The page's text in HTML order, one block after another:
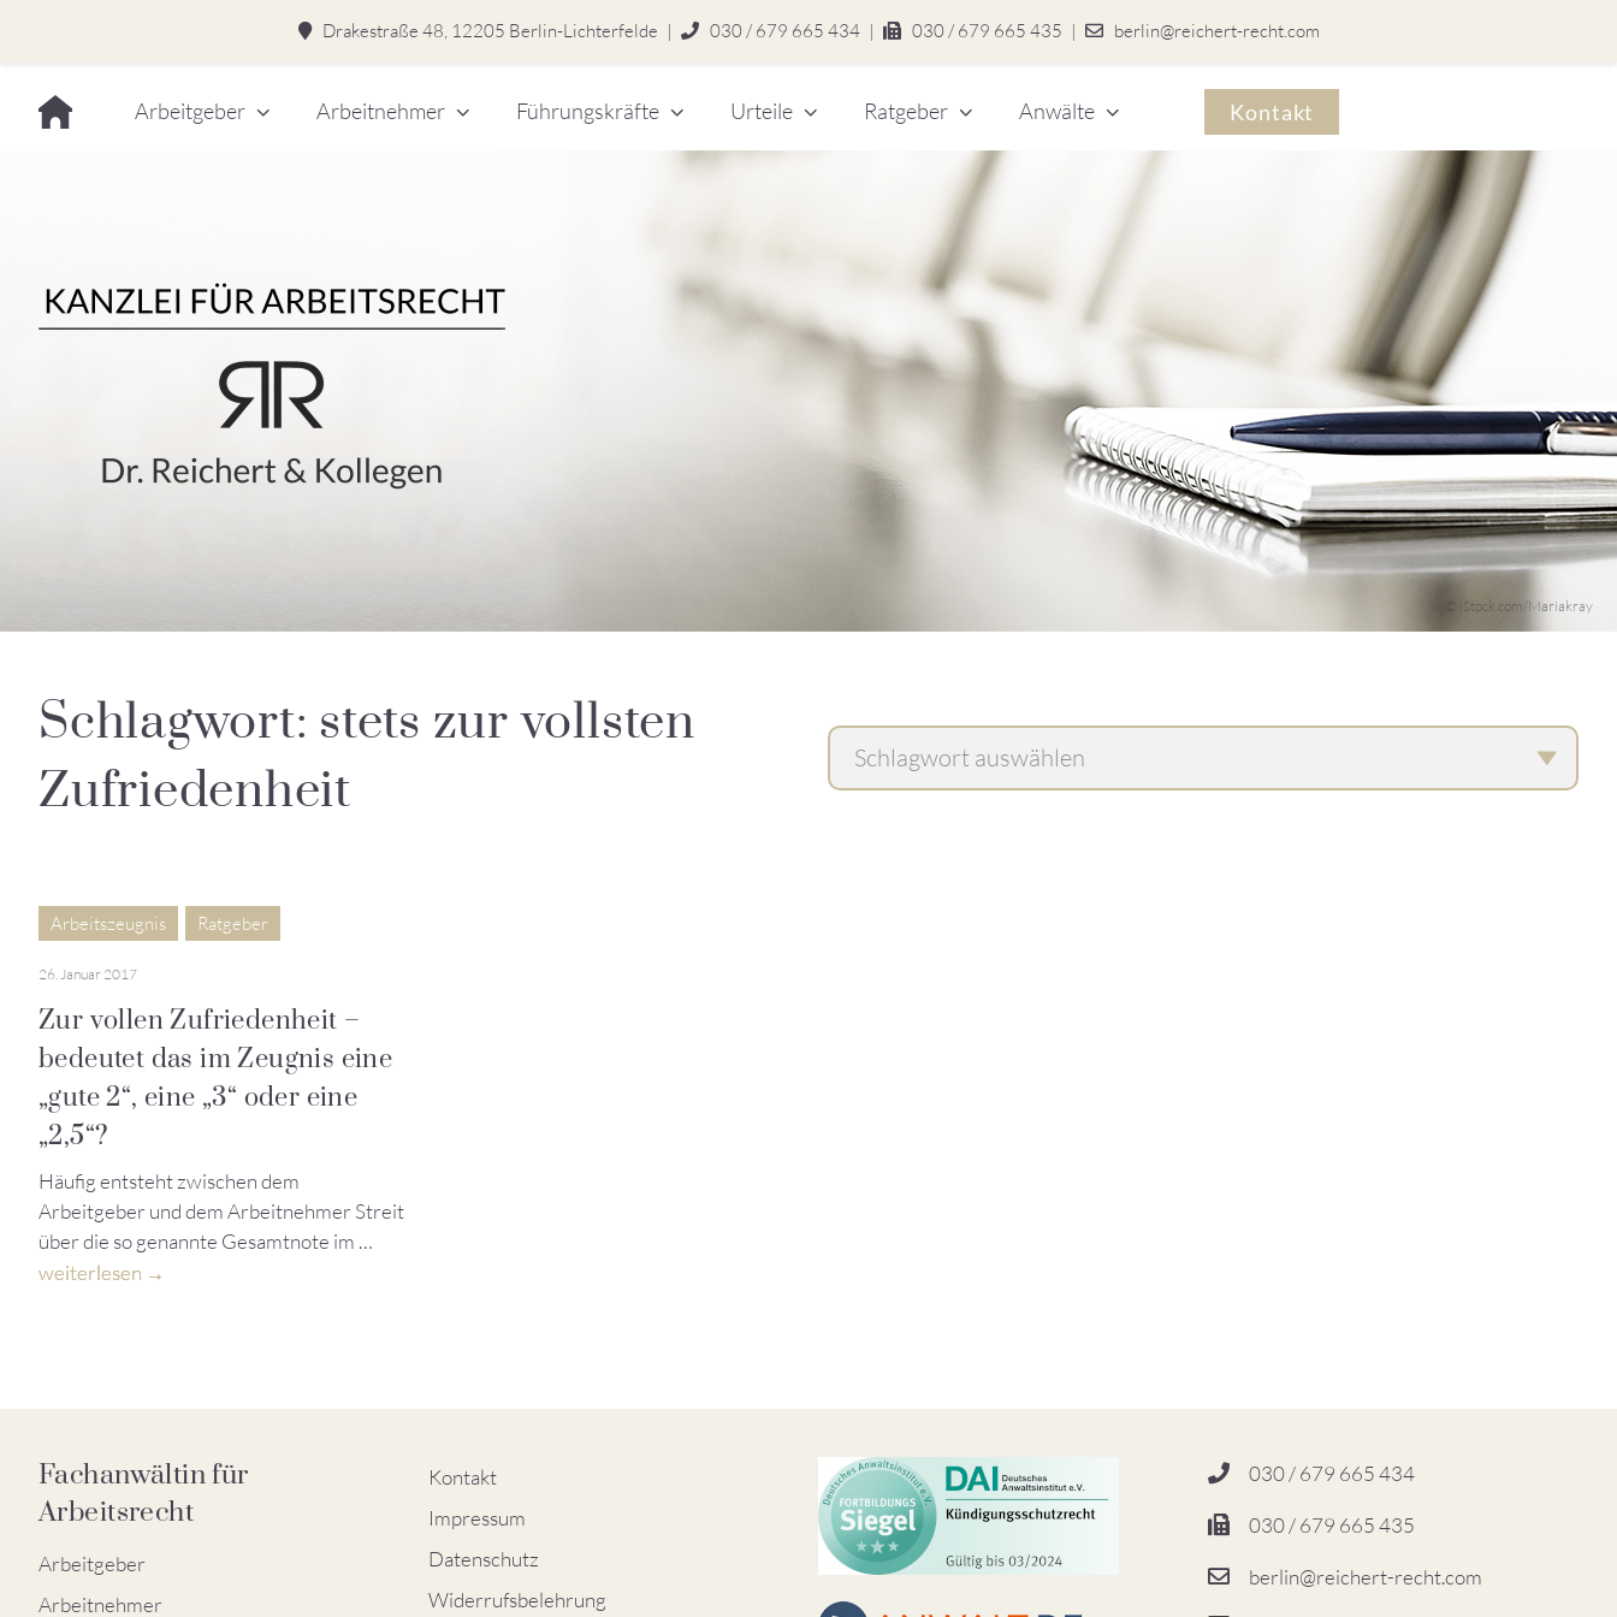
Drakestraße 48, 12205 Berlin-Lichterfelde | 030 / 679 665 434 | 030 / 679 665 435 | berlin@reichert-recht.com
Arbeitgeber Arbeitnehmer Führungskräfte Urteile Ratgeber Anwälte Kontakt
Dr.
Reichert
© iStock.com/Mariakray
Schlagwort: stets zur vollsten
Zufriedenheit
Arbeitszeugnis Ratgeber
26. Januar 2017
Zur vollen Zufriedenheit –
bedeutet das im Zeugnis eine
„gute 2“, eine „3“ oder eine
„2,5“?
Häufig entsteht zwischen dem
Arbeitgeber und dem Arbeitnehmer Streit
über die so genannte Gesamtnote im …
weiterlesen
Fachanwältin für
Arbeitsrecht
Arbeitgeber
Arbeitnehmer
Kontakt
Impressum
Datenschutz
Widerrufsbelehrung
030 / 679 665 434
030 / 679 665 435
berlin@reichert-recht.com